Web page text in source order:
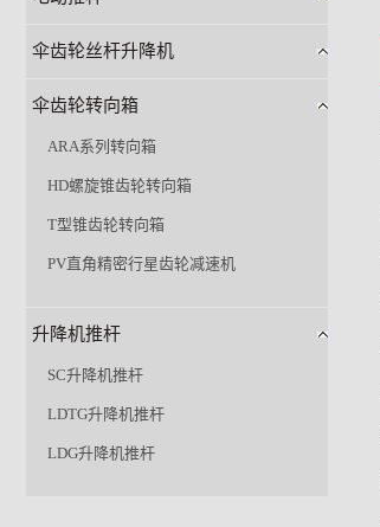
伞齿轮丝杆升降机
伞齿轮转向箱
ARA系列转向箱
HD螺旋锥齿轮转向箱
T型锥齿轮转向箱
PV直角精密行星齿轮减速机
升降机推杆
SC升降机推杆
LDTG升降机推杆
LDG升降机推杆